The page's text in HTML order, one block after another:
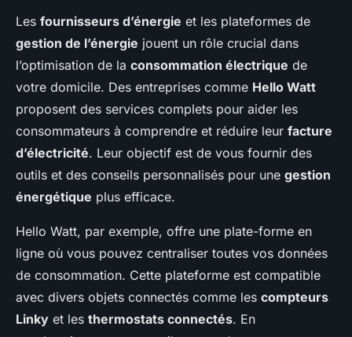
Les fournisseurs d’énergie et les plateformes de
gestion de l’énergie jouent un rôle crucial dans
l’optimisation de la consommation électrique de
votre domicile. Des entreprises comme Hello Watt
proposent des services complets pour aider les
consommateurs à comprendre et réduire leur facture
d’électricité. Leur objectif est de vous fournir des
outils et des conseils personnalisés pour une gestion
énergétique plus efficace.
Hello Watt, par exemple, offre une plate-forme en
ligne où vous pouvez centraliser toutes vos données
de consommation. Cette plateforme est compatible
avec divers objets connectés comme les compteurs
Linky et les thermostats connectés. En